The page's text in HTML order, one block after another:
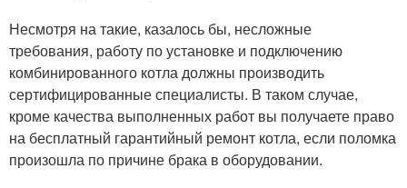
Несмотря на такие, казалось бы, несложные
требования, работу по установке и подключению
комбинированного котла должны производить
сертифицированные специалисты. В таком случае,
кроме качества выполненных работ вы получаете право
на бесплатный гарантийный ремонт котла, если поломка
произошла по причине брака в оборудовании.